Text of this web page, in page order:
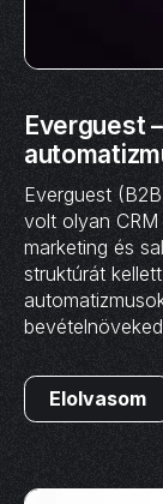
Everguest
Everguest
volt olyan
marketing és
struktúrát
Elolvasom